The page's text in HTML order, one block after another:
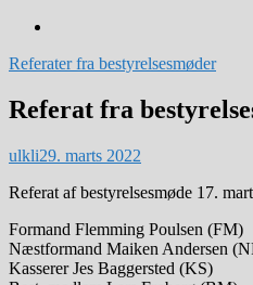
Referater fra bestyrelsesmøder
Referat fra
ulkli29. marts 2022
Referat af bestyrelsesmøde 17.
Formand Flemming Poulsen (FM)
Næstformand Maiken Andersen
Kasserer Jes Baggersted (KS)